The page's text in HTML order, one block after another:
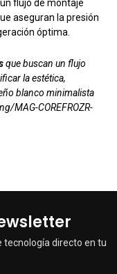
flujo de montaje
aseguran la presión
óptima.
que buscan un flujo
la estética,
blanco minimalista
MAG-COREFROZR-
tecnología directo en tu